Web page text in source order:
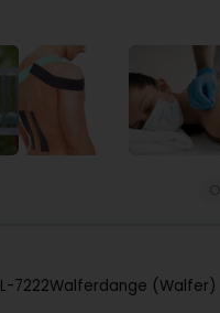
L-7222Walferdange (Walfer)